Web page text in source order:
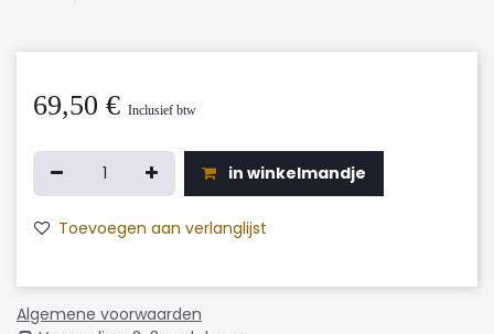
69,50 € Inclusief btw
in winkelmandje
Toevoegen aan verlanglijst
Algemene voorwaarden